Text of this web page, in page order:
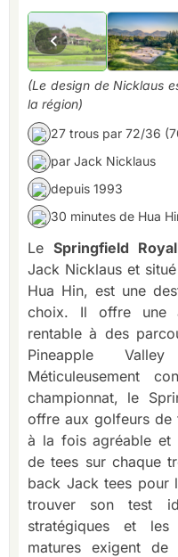
(Le design de Nicklaus
la région)
27 trous par 72/36
par Jack Nicklaus
depuis 1993
30 minutes de Hua
Le Springfield
Jack Nicklaus et
Hua Hin, est une
choix. Il offre une
rentable à des
Pineapple
Méticuleusement
championnat, le
offre aux golfeurs de
à la fois agréable et
de tees sur chaque
back Jack tees pour
trouver son test
stratégiques et
matures exigent